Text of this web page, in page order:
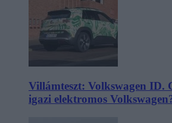
Villámteszt: Volkswagen ID.
igazi elektromos